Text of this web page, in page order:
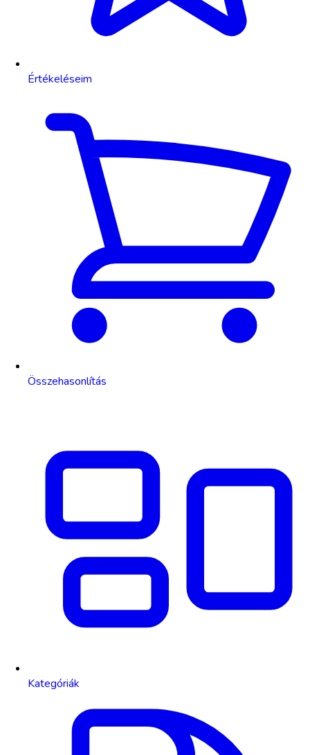
Értékeléseim
Összehasonlítás
Kategóriák